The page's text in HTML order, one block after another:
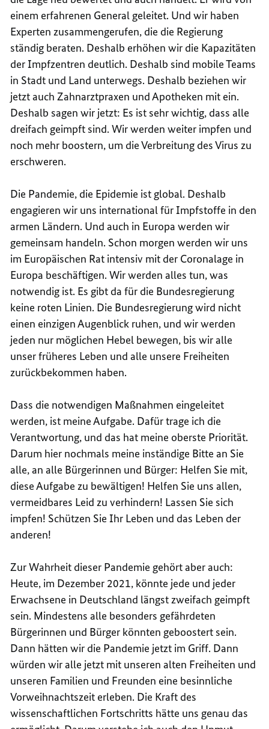
einem erfahrenen General geleitet. Und wir haben
Experten zusammengerufen, die die Regierung
ständig beraten. Deshalb erhöhen wir die Kapazitäten
der Impfzentren deutlich. Deshalb sind mobile Teams
in Stadt und Land unterwegs. Deshalb beziehen wir
jetzt auch Zahnarztpraxen und Apotheken mit ein.
Deshalb sagen wir jetzt: Es ist sehr wichtig, dass alle
dreifach geimpft sind. Wir werden weiter impfen und
noch mehr boostern, um die Verbreitung des Virus zu
erschweren.
Die Pandemie, die Epidemie ist global. Deshalb
engagieren wir uns international für Impfstoffe in den
armen Ländern. Und auch in Europa werden wir
gemeinsam handeln. Schon morgen werden wir uns
im Europäischen Rat intensiv mit der Coronalage in
Europa beschäftigen. Wir werden alles tun, was
notwendig ist. Es gibt da für die Bundesregierung
keine roten Linien. Die Bundesregierung wird nicht
einen einzigen Augenblick ruhen, und wir werden
jeden nur möglichen Hebel bewegen, bis wir alle
unser früheres Leben und alle unsere Freiheiten
zurückbekommen haben.
Dass die notwendigen Maßnahmen eingeleitet
werden, ist meine Aufgabe. Dafür trage ich die
Verantwortung, und das hat meine oberste Priorität.
Darum hier nochmals meine inständige Bitte an Sie
alle, an alle Bürgerinnen und Bürger: Helfen Sie mit,
diese Aufgabe zu bewältigen! Helfen Sie uns allen,
vermeidbares Leid zu verhindern! Lassen Sie sich
impfen! Schützen Sie Ihr Leben und das Leben der
anderen!
Zur Wahrheit dieser Pandemie gehört aber auch:
Heute, im Dezember 2021, könnte jede und jeder
Erwachsene in Deutschland längst zweifach geimpft
sein. Mindestens alle besonders gefährdeten
Bürgerinnen und Bürger könnten geboostert sein.
Dann hätten wir die Pandemie jetzt im Griff. Dann
würden wir alle jetzt mit unseren alten Freiheiten und
unseren Familien und Freunden eine besinnliche
Vorweihnachtszeit erleben. Die Kraft des
wissenschaftlichen Fortschritts hätte uns genau das